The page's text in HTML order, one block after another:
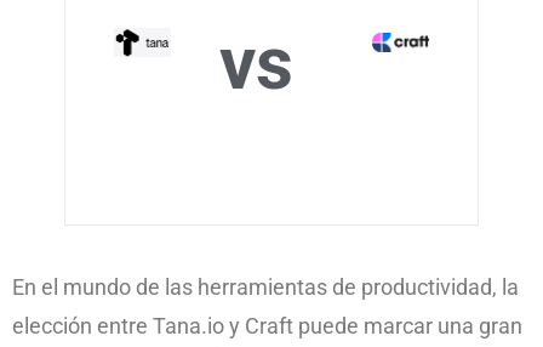
vs
En el mundo de las herramientas de productividad, la
elección entre Tana.io y Craft puede marcar una gran